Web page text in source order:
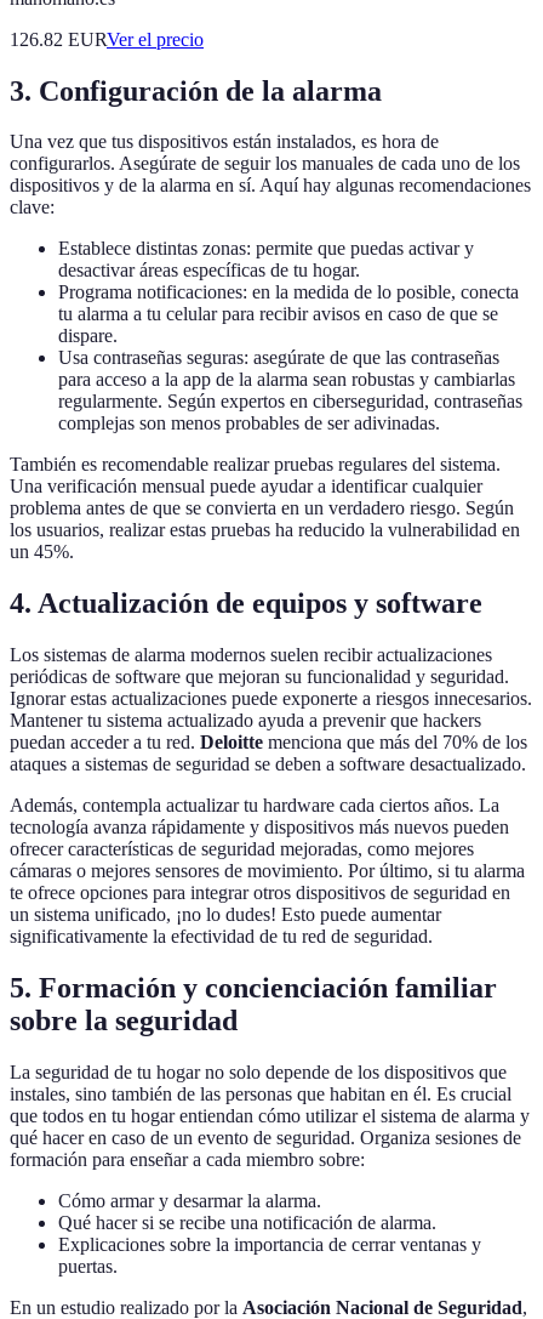
126.82 EURVer el precio
3. Configuración de la alarma
Una vez que tus dispositivos están instalados, es hora de
configurarlos. Asegúrate de seguir los manuales de cada uno de los
dispositivos y de la alarma en sí. Aquí hay algunas recomendaciones
clave:
Establece distintas zonas: permite que puedas activar y
desactivar áreas específicas de tu hogar.
Programa notificaciones: en la medida de lo posible, conecta
tu alarma a tu celular para recibir avisos en caso de que se
dispare.
Usa contraseñas seguras: asegúrate de que las contraseñas
para acceso a la app de la alarma sean robustas y cambiarlas
regularmente. Según expertos en ciberseguridad, contraseñas
complejas son menos probables de ser adivinadas.
También es recomendable realizar pruebas regulares del sistema.
Una verificación mensual puede ayudar a identificar cualquier
problema antes de que se convierta en un verdadero riesgo. Según
los usuarios, realizar estas pruebas ha reducido la vulnerabilidad en
un 45%.
4. Actualización de equipos y software
Los sistemas de alarma modernos suelen recibir actualizaciones
periódicas de software que mejoran su funcionalidad y seguridad.
Ignorar estas actualizaciones puede exponerte a riesgos innecesarios.
Mantener tu sistema actualizado ayuda a prevenir que hackers
puedan acceder a tu red. Deloitte menciona que más del 70% de los
ataques a sistemas de seguridad se deben a software desactualizado.
Además, contempla actualizar tu hardware cada ciertos años. La
tecnología avanza rápidamente y dispositivos más nuevos pueden
ofrecer características de seguridad mejoradas, como mejores
cámaras o mejores sensores de movimiento. Por último, si tu alarma
te ofrece opciones para integrar otros dispositivos de seguridad en
un sistema unificado, ¡no lo dudes! Esto puede aumentar
significativamente la efectividad de tu red de seguridad.
5. Formación y concienciación familiar
sobre la seguridad
La seguridad de tu hogar no solo depende de los dispositivos que
instales, sino también de las personas que habitan en él. Es crucial
que todos en tu hogar entiendan cómo utilizar el sistema de alarma y
qué hacer en caso de un evento de seguridad. Organiza sesiones de
formación para enseñar a cada miembro sobre:
Cómo armar y desarmar la alarma.
Qué hacer si se recibe una notificación de alarma.
Explicaciones sobre la importancia de cerrar ventanas y
puertas.
En un estudio realizado por la Asociación Nacional de Seguridad,